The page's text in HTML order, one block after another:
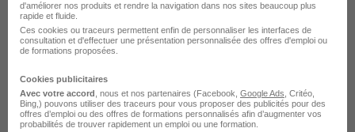
Courte
d'améliorer nos produits et rendre la navigation dans nos sites beaucoup plus
rapide et fluide.
Ces cookies ou traceurs permettent enfin de personnaliser les interfaces de
consultation et d'effectuer une présentation personnalisée des offres d'emploi ou
de formations proposées.
Cookies publicitaires
Avec votre accord , nous et nos partenaires (Facebook, Google Ads , Critéo,
Bing,) pouvons utiliser des traceurs pour vous proposer des publicités pour des
offres d’emploi ou des offres de formations personnalisés afin d’augmenter vos
probabilités de trouver rapidement un emploi ou une formation.